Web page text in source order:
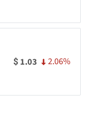
$ 1.03 2.06%